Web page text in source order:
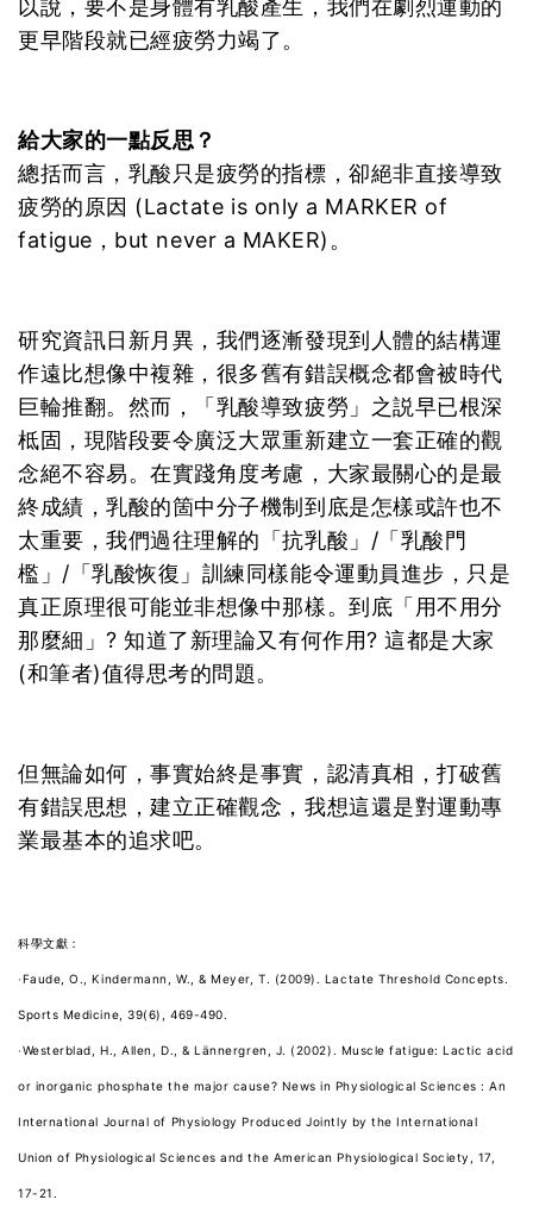
以說，要不是身體有乳酸產生，我們在劇烈運動的
更早階段就已經疲勞力竭了。
給大家的一點反思？
總括而言，乳酸只是疲勞的指標，卻絕非直接導致
疲勞的原因 (Lactate is only a MARKER of
fatigue，but never a MAKER)。
研究資訊日新月異，我們逐漸發現到人體的結構運
作遠比想像中複雜，很多舊有錯誤概念都會被時代
巨輪推翻。然而，「乳酸導致疲勞」之説早已根深
柢固，現階段要令廣泛大眾重新建立一套正確的觀
念絕不容易。在實踐角度考慮，大家最關心的是最
終成績，乳酸的箇中分子機制到底是怎樣或許也不
太重要，我們過往理解的「抗乳酸」/「乳酸門
檻」/「乳酸恢復」訓練同樣能令運動員進步，只是
真正原理很可能並非想像中那樣。到底「用不用分
那麼細」? 知道了新理論又有何作用? 這都是大家
(和筆者)值得思考的問題。
但無論如何，事實始終是事實，認清真相，打破舊
有錯誤思想，建立正確觀念，我想這還是對運動專
業最基本的追求吧。
科學文獻：
‧Faude, O., Kindermann, W., & Meyer, T. (2009). Lactate Threshold Concepts.
Sports Medicine, 39(6), 469-490.
‧Westerblad, H., Allen, D., & Lännergren, J. (2002). Muscle fatigue: Lactic acid
or inorganic phosphate the major cause? News in Physiological Sciences : An
International Journal of Physiology Produced Jointly by the International
Union of Physiological Sciences and the American Physiological Society, 17,
17-21.